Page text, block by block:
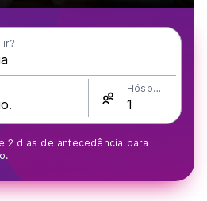
ir?
Hóspedes
2 dias de antecedência para